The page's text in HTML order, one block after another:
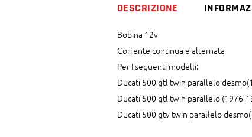
1979
DESCRIZIONE
Bobina 12v
Corrente continua e alternata
Per I seguenti modelli:
Ducati 500 gtl twin parallelo
Ducati 500 gtl twin parallelo (1976-
Ducati 500 gtv twin parallelo